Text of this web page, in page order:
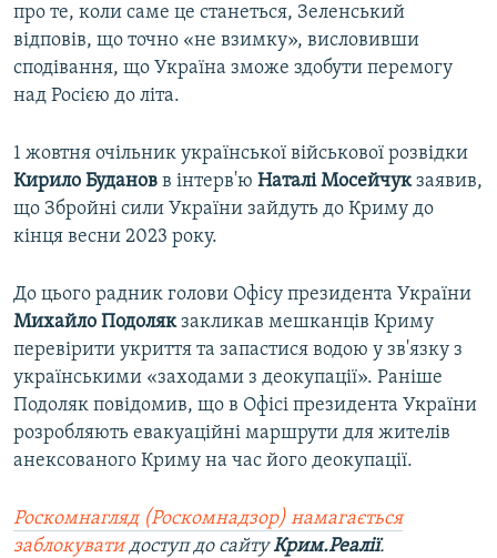
про те, коли саме це станеться, Зеленський
відповів, що точно «не взимку», висловивши
сподівання, що Україна зможе здобути перемогу
над Росією до літа.
1 жовтня очільник української військової розвідки
Кирило Буданов в інтерв'ю Наталі Мосейчукзаявив,
що Збройні сили України зайдуть до Криму до
кінця весни 2023 року.
До цього радник голови Офісу президента України
Михайло Подолякзакликав мешканців Криму
перевірити укриття та запастися водою у зв'язку з
українськими «заходами з деокупації». Раніше
Подоляк повідомив, що в Офісі президента України
розробляють евакуаційні маршрути для жителів
анексованого Криму на час його деокупації.
Роскомнагляд (Роскомнадзор) намагається
заблокуватидоступ до сайтуКрим.Реалії.